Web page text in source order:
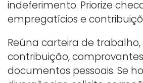
indeferimento. Priorize
empregatícios e
Reúna carteira de
contribuição,
documentos pessoais. Se